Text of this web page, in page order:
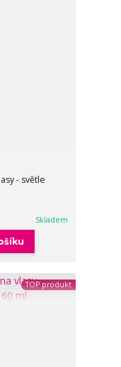
- světle
Skladem
TOP produkt